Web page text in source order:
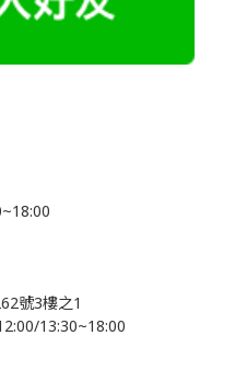
號3樓之1
13:30~18:00